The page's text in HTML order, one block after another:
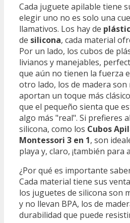
Cada juguete apilable tiene
elegir uno no es solo una
llamativos. Los hay de
de silicona, cada material
Por un lado, los cubos de
livianos y manejables,
que aún no tienen la fuerza
otro lado, los de madera
aportan un toque más
que el pequeño sienta que
algo más "real". Si prefieres
silicona, como los Cubos
Montessori 3 en 1, son
playa y, claro, ¡también para
¿Por qué es importante
Cada material tiene sus
los juguetes de silicona son
y no llevan BPA, los de
durabilidad que puede